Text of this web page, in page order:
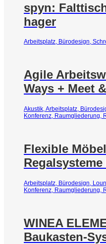
spyn:
hager
Arbeitsplatz, Bürodesign,
Agile
Ways + Meet
Akustik, Arbeitsplatz,
Konferenz, Raumgliederung,
Flexible
Arbeitsplatz, Bürodesign,
Konferenz, Raumgliederung,
WINEA
Baukasten-